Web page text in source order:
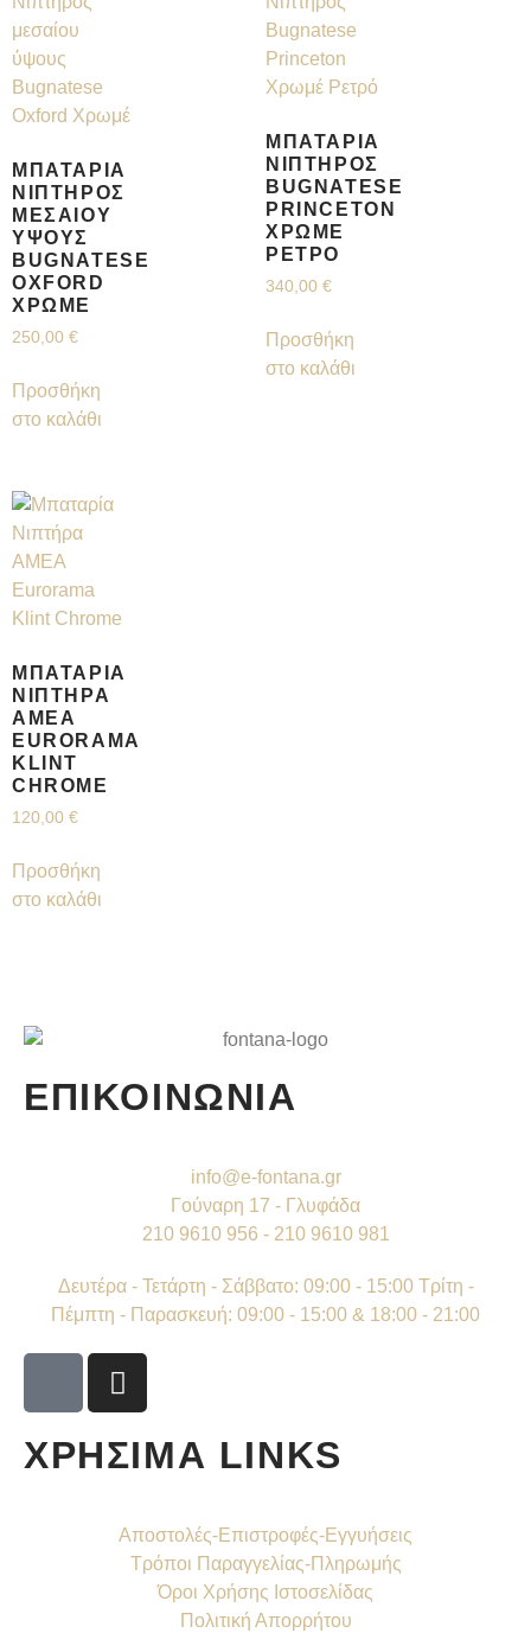
ΜΠΑΤΑΡΊΑ
ΝΙΠΤΉΡΟΣ
ΜΕΣΑΊΟΥ
ΎΨΟΥΣ
BUGNATESE
OXFORD
ΧΡΩΜΈ
250,00 €
Προσθήκη
στο καλάθι
ΜΠΑΤΑΡΊΑ
ΝΙΠΤΉΡΟΣ
BUGNATESE
PRINCETON
ΧΡΩΜΈ
ΡΕΤΡΌ
340,00 €
Προσθήκη
στο καλάθι
ΜΠΑΤΑΡΊΑ
ΝΙΠΤΉΡΑ
AMEA
EURORAMA
KLINT
CHROME
120,00 €
Προσθήκη
στο καλάθι
ΕΠΙΚΟΙΝΩΝΙΑ
info@e-fontana.gr
Γούναρη 17 - Γλυφάδα
210 9610 956 - 210 9610 981
Δευτέρα - Τετάρτη - Σάββατο: 09:00 - 15:00 Τρίτη -
Πέμπτη - Παρασκευή: 09:00 - 15:00 & 18:00 - 21:00
ΧΡΗΣΙΜΑ LINKS
Αποστολές-Επιστροφές-Εγγυήσεις
Τρόποι Παραγγελίας-Πληρωμής
Όροι Χρήσης Ιστοσελίδας
Πολιτική Απορρήτου